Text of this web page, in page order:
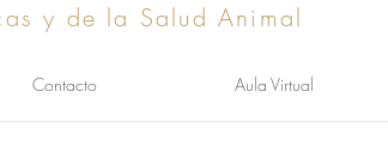
y de la Salud Animal
Contacto Aula Virtual